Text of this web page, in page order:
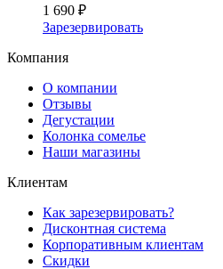
1 690 ₽
Зарезервировать
Компания
О компании
Отзывы
Дегустации
Колонка сомелье
Наши магазины
Клиентам
Как зарезервировать?
Дисконтная система
Корпоративным клиентам
Скидки